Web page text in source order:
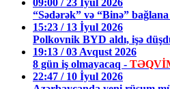
“Sədərək” və “Binə”
15:23 / 13 İyul 2026
Polkovnik BYD aldı, işə
19:13 / 03 Avqust 2026
8 gün iş olmayacaq -
22:47 / 10 İyul 2026